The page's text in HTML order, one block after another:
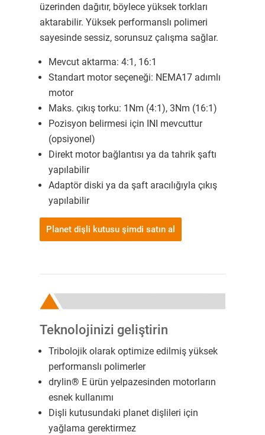
üzerinden dağıtır, böylece yüksek torkları
aktarabilir. Yüksek performanslı polimeri
sayesinde sessiz, sorunsuz çalışma sağlar.
Mevcut aktarma: 4:1, 16:1
Standart motor seçeneği: NEMA17 adımlı
motor
Maks. çıkış torku: 1Nm (4:1), 3Nm (16:1)
Pozisyon belirmesi için INI mevcuttur
(opsiyonel)
Direkt motor bağlantısı ya da tahrik şaftı
yapılabilir
Adaptör diski ya da şaft aracılığıyla çıkış
yapılabilir
Planet dişli kutusu şimdi satın al
Teknolojinizi geliştirin
Tribolojik olarak optimize edilmiş yüksek
performanslı polimerler
drylin® E ürün yelpazesinden motorların
esnek kullanımı
Dişli kutusundaki planet dişlileri için
yağlama gerektirmez